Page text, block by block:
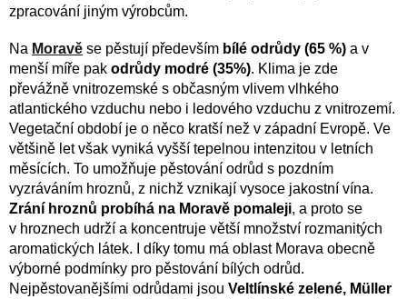
zpracování jiným výrobcům.
Na Moravě se pěstují především bílé odrůdy (65 %) a v
menší míře pak odrůdy modré (35%). Klima je zde
převážně vnitrozemské s občasným vlivem vlhkého
atlantického vzduchu nebo i ledového vzduchu z vnitrozemí.
Vegetační období je o něco kratší než v západní Evropě. Ve
většině let však vyniká vyšší tepelnou intenzitou v letních
měsících. To umožňuje pěstování odrůd s pozdním
vyzráváním hroznů, z nichž vznikají vysoce jakostní vína.
Zrání hroznů probíhá na Moravě pomaleji, a proto se
v hroznech udrží a koncentruje větší množství rozmanitých
aromatických látek. I díky tomu má oblast Morava obecně
výborné podmínky pro pěstování bílých odrůd.
Nejpěstovanějšími odrůdami jsou Veltlínské zelené, Müller